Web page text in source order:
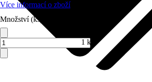
Více informací o zboží
Množství (ks)
1 ks